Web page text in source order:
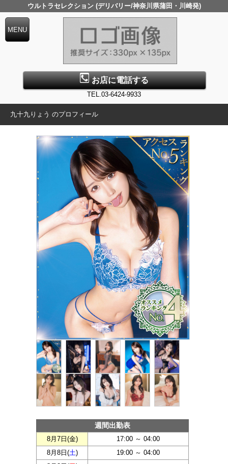
ウルトラセレクション (デリバリー/神奈川県蒲田・川崎発)
お店に電話する
TEL.03-6424-9933
九十九りょう のプロフィール
週間出勤表
8月7日(金)
17:00 ～ 04:00
8月8日(土)
19:00 ～ 04:00